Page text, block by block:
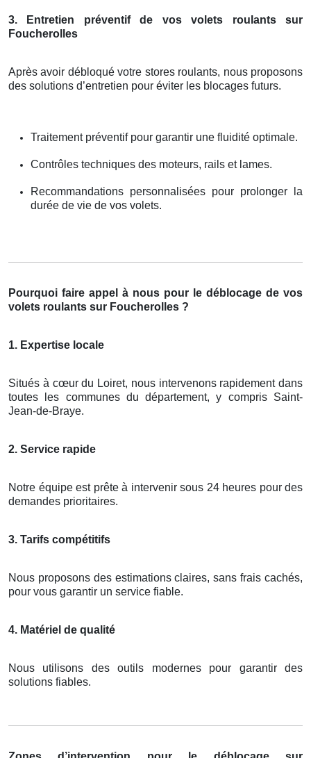
3. Entretien préventif de vos volets roulants sur
Foucherolles
Après avoir débloqué votre stores roulants, nous proposons
des solutions d’entretien pour éviter les blocages futurs.
Traitement préventif pour garantir une fluidité optimale.
Contrôles techniques des moteurs, rails et lames.
Recommandations personnalisées pour prolonger la
durée de vie de vos volets.
Pourquoi faire appel à nous pour le déblocage de vos
volets roulants sur Foucherolles ?
1. Expertise locale
Situés à cœur du Loiret, nous intervenons rapidement dans
toutes les communes du département, y compris Saint-
Jean-de-Braye.
2. Service rapide
Notre équipe est prête à intervenir sous 24 heures pour des
demandes prioritaires.
3. Tarifs compétitifs
Nous proposons des estimations claires, sans frais cachés,
pour vous garantir un service fiable.
4. Matériel de qualité
Nous utilisons des outils modernes pour garantir des
solutions fiables.